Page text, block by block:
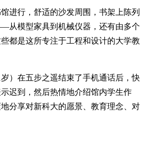
进行，舒适的沙发周围，书架上陈列
从模型家具到机械仪器，还有由多个
都是这所专注于工程和设计的大学教
）在五步之遥结束了手机通话后，快
迟到，然后热情地介绍馆内学生作
分享对新科大的愿景、教育理念、对